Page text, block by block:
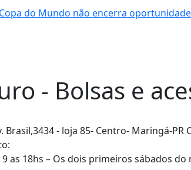
do Mundo não encerra
- Bolsas e
Brasil,3434 - loja 85- Centro- Maringá-PR
as 18hs – Os dois primeiros sábados do